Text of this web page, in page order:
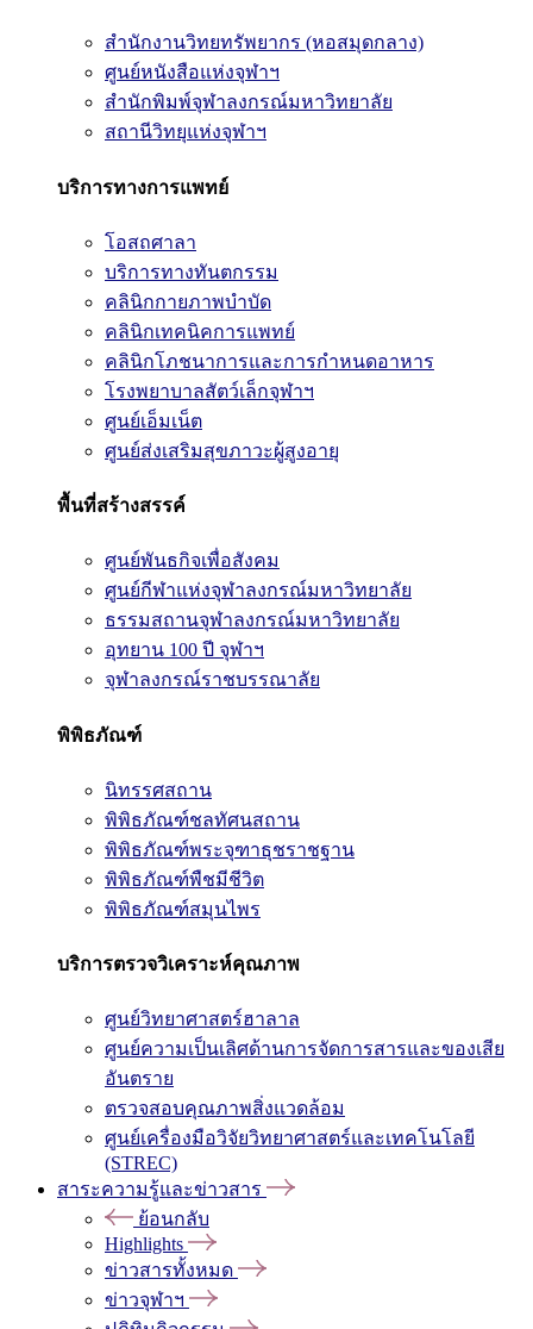
สำนักงานวิทยทรัพยากร (หอสมุดกลาง)
ศูนย์หนังสือแห่งจุฬาฯ
สำนักพิมพ์จุฬาลงกรณ์มหาวิทยาลัย
สถานีวิทยุแห่งจุฬาฯ
บริการทางการแพทย์
โอสถศาลา
บริการทางทันตกรรม
คลินิกกายภาพบำบัด
คลินิกเทคนิคการแพทย์
คลินิกโภชนาการและการกำหนดอาหาร
โรงพยาบาลสัตว์เล็กจุฬาฯ
ศูนย์เอ็มเน็ต
ศูนย์ส่งเสริมสุขภาวะผู้สูงอายุ
พื้นที่สร้างสรรค์
ศูนย์พันธกิจเพื่อสังคม
ศูนย์กีฬาแห่งจุฬาลงกรณ์มหาวิทยาลัย
ธรรมสถานจุฬาลงกรณ์มหาวิทยาลัย
อุทยาน 100 ปี จุฬาฯ
จุฬาลงกรณ์ราชบรรณาลัย
พิพิธภัณฑ์
นิทรรศสถาน
พิพิธภัณฑ์ชลทัศนสถาน
พิพิธภัณฑ์พระจุฑาธุชราชฐาน
พิพิธภัณฑ์พืชมีชีวิต
พิพิธภัณฑ์สมุนไพร
บริการตรวจวิเคราะห์คุณภาพ
ศูนย์วิทยาศาสตร์ฮาลาล
ศูนย์ความเป็นเลิศด้านการจัดการสารและของเสีย
อันตราย
ตรวจสอบคุณภาพสิ่งแวดล้อม
ศูนย์เครื่องมือวิจัยวิทยาศาสตร์และเทคโนโลยี
(STREC)
สาระความรู้และข่าวสาร
ย้อนกลับ
Highlights
ข่าวสารทั้งหมด
ข่าวจุฬาฯ